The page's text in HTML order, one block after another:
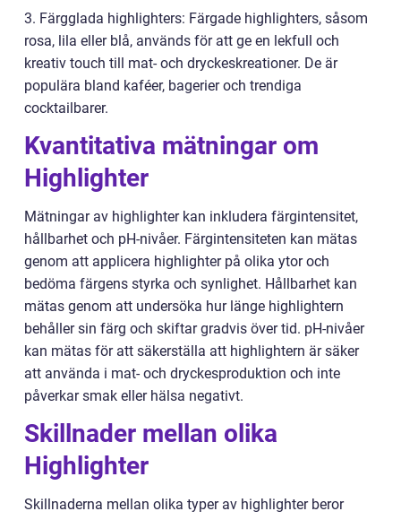
3. Färgglada highlighters: Färgade highlighters, såsom
rosa, lila eller blå, används för att ge en lekfull och
kreativ touch till mat- och dryckeskreationer. De är
populära bland kaféer, bagerier och trendiga
cocktailbarer.
Kvantitativa mätningar om
Highlighter
Mätningar av highlighter kan inkludera färgintensitet,
hållbarhet och pH-nivåer. Färgintensiteten kan mätas
genom att applicera highlighter på olika ytor och
bedöma färgens styrka och synlighet. Hållbarhet kan
mätas genom att undersöka hur länge highlightern
behåller sin färg och skiftar gradvis över tid. pH-nivåer
kan mätas för att säkerställa att highlightern är säker
att använda i mat- och dryckesproduktion och inte
påverkar smak eller hälsa negativt.
Skillnader mellan olika
Highlighter
Skillnaderna mellan olika typer av highlighter beror